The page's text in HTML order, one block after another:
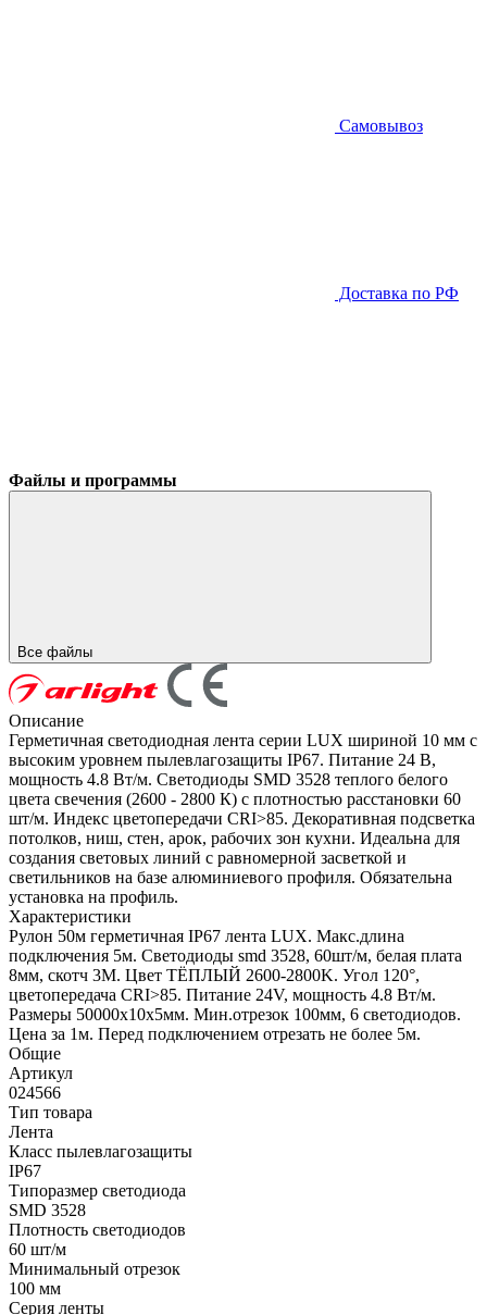
Самовывоз
Доставка по РФ
Файлы и программы
Все файлы
Описание
Герметичная светодиодная лента серии LUX шириной 10 мм с
высоким уровнем пылевлагозащиты IP67. Питание 24 В,
мощность 4.8 Вт/м. Светодиоды SMD 3528 теплого белого
цвета свечения (2600 - 2800 К) с плотностью расстановки 60
шт/м. Индекс цветопередачи CRI>85. Декоративная подсветка
потолков, ниш, стен, арок, рабочих зон кухни. Идеальна для
создания световых линий с равномерной засветкой и
светильников на базе алюминиевого профиля. Обязательна
установка на профиль.
Характеристики
Рулон 50м герметичная IP67 лента LUX. Макс.длина
подключения 5м. Светодиоды smd 3528, 60шт/м, белая плата
8мм, скотч 3М. Цвет ТЁПЛЫЙ 2600-2800K. Угол 120°,
цветопередача CRI>85. Питание 24V, мощность 4.8 Вт/м.
Размеры 50000х10х5мм. Мин.отрезок 100мм, 6 светодиодов.
Цена за 1м. Перед подключением отрезать не более 5м.
Общие
Артикул
024566
Тип товара
Лента
Класс пылевлагозащиты
IP67
Типоразмер светодиода
SMD 3528
Плотность светодиодов
60 шт/м
Минимальный отрезок
100 мм
Серия ленты